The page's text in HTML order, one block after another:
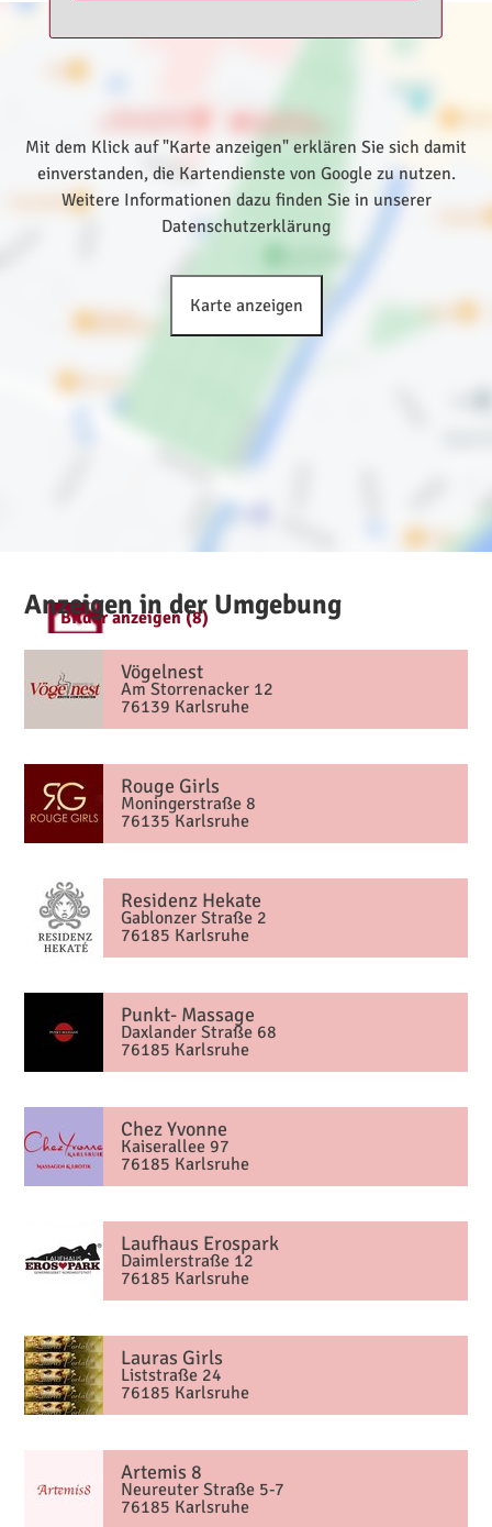
Bilder anzeigen (8)
Mit dem Klick auf "Karte anzeigen" erklären Sie sich damit
einverstanden, die Kartendienste von Google zu nutzen.
Weitere Informationen dazu finden Sie in unserer
Datenschutzerklärung
Karte anzeigen
Anzeigen in der Umgebung
Vögelnest
Am Storrenacker 12
76139 Karlsruhe
Rouge Girls
Moningerstraße 8
76135 Karlsruhe
Residenz Hekate
Gablonzer Straße 2
76185 Karlsruhe
Punkt- Massage
Daxlander Straße 68
76185 Karlsruhe
Chez Yvonne
Kaiserallee 97
76185 Karlsruhe
Laufhaus Erospark
Daimlerstraße 12
76185 Karlsruhe
Lauras Girls
Liststraße 24
76185 Karlsruhe
Artemis 8
Neureuter Straße 5-7
76185 Karlsruhe